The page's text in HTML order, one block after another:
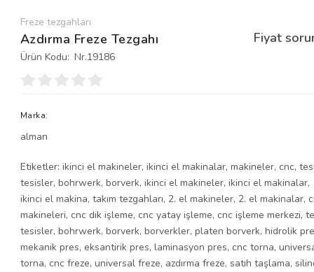
Freze tezgahları
Fiyat
Azdırma Freze Tezgahı
Ürün Kodu: Nr.19186
Marka:
alman
Etiketler: ikinci el makineler, ikinci el makinalar, makineler, cnc,
tesisler, bohrwerk, borverk, ikinci el makineler, ikinci el makinalar,
ikinci el makina, takım tezgahları, 2. el makineler, 2. el makinalar,
makineleri, cnc dik işleme, cnc yatay işleme, cnc işleme merkezi,
tesisler, bohrwerk, borverk, borverkler, platen borverk, hidrolik
mekanik pres, eksantirik pres, laminasyon pres, cnc torna,
torna, cnc freze, universal freze, azdırma freze, satıh taşlama,